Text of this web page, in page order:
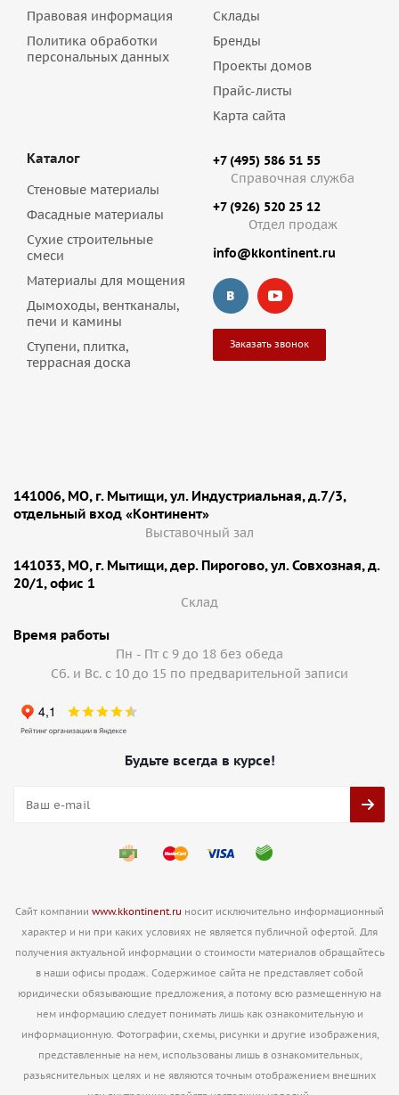
Правовая информация
Политика обработки
персональных данных
Склады
Бренды
Проекты домов
Прайс-листы
Карта сайта
Каталог
Стеновые материалы
Фасадные материалы
Сухие строительные
смеси
Материалы для мощения
Дымоходы, вентканалы,
печи и камины
Ступени, плитка,
террасная доска
+7 (495) 586 51 55
Справочная служба
+7 (926) 520 25 12
Отдел продаж
info@kkontinent.ru
Заказать звонок
141006, МО, г. Мытищи, ул. Индустриальная, д.7/3,
отдельный вход «Континент»
Выставочный зал
141033, МО, г. Мытищи, дер. Пирогово, ул. Совхозная, д.
20/1, офис 1
Cклад
Время работы
Пн - Пт с 9 до 18 без обеда
Сб. и Вс. с 10 до 15 по предварительной записи
Будьте всегда в курсе!
Сайт компании www.kkontinent.ru носит исключительно информационный
характер и ни при каких условиях не является публичной офертой. Для
получения актуальной информации о стоимости материалов обращайтесь
в наши офисы продаж. Содержимое сайта не представляет собой
юридически обязывающие предложения, а потому всю размещенную на
нем информацию следует понимать лишь как ознакомительную и
информационную. Фотографии, схемы, рисунки и другие изображения,
представленные на нем, использованы лишь в ознакомительных,
разьяснительных целях и не являются точным отображением внешних